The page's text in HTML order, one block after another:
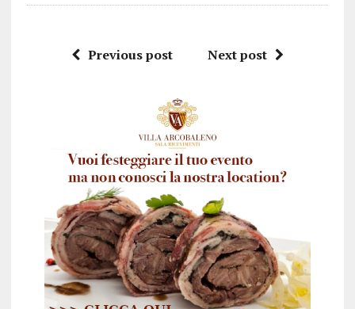
Previous post Next post